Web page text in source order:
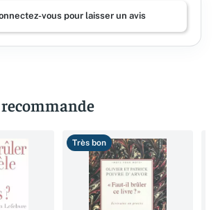
vous pour laisser un avis
Très bon